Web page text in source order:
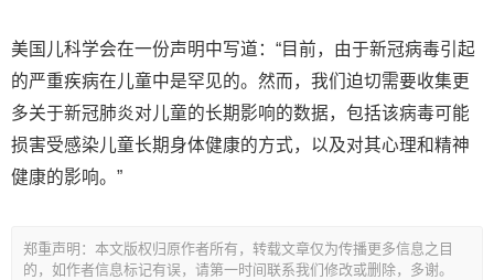
美国儿科学会在一份声明中写道：“目前，由于新冠病毒引起
的严重疾病在儿童中是罕见的。然而，我们迫切需要收集更
多关于新冠肺炎对儿童的长期影响的数据，包括该病毒可能
损害受感染儿童长期身体健康的方式，以及对其心理和精神
健康的影响。”
郑重声明：本文版权归原作者所有，转载文章仅为传播更多信息之目
的，如作者信息标记有误，请第一时间联系我们修改或删除，多谢。